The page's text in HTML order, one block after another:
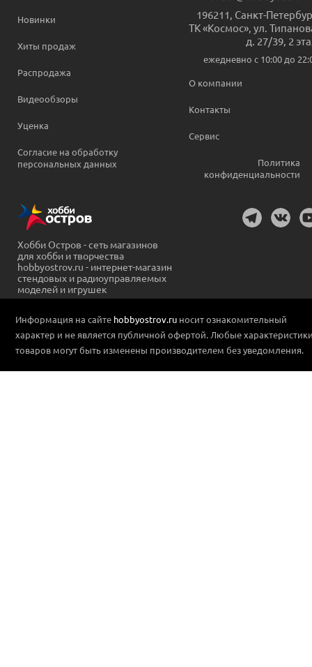
Новинки
Хиты продаж
Распродажа
Видеообзоры
Уценка
Согласие на обработку
персональных данных
196211 Санкт-
ТК «Космос», ул.
д. 27/39, 2
ежедневно c 10:00 до
О компании
Контакты
Сервис
Политика
конфиденциальности
Хобби Остров - сеть магазинов
для хобби и творчества
hobbyostrov.ru - интернет-магазин
стендовых и радиоуправляемых
моделей и игрушек
Информация на сайте hobbyostrov.ru носит ознакомительный
характер и не является публичной офертой. Любые
товаров могут быть изменены производителем без уведомления.